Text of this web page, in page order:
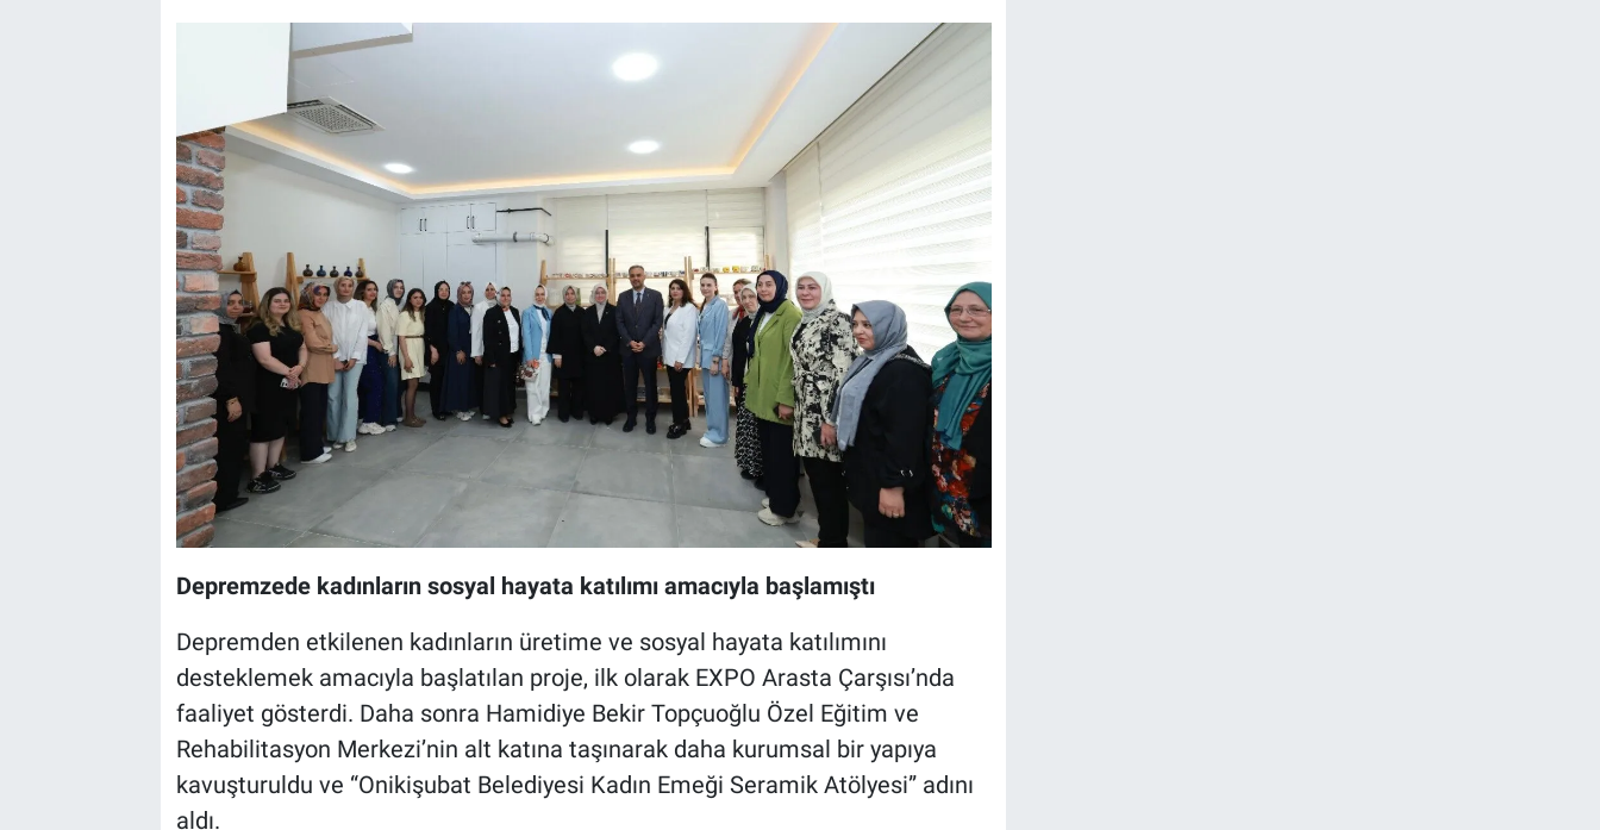
Depremzede kadınların sosyal hayata katılımı amacıyla başlamıştı
Depremden etkilenen kadınların üretime ve sosyal hayata katılımını
desteklemek amacıyla başlatılan proje, ilk olarak EXPO Arasta Çarşısı’nda
faaliyet gösterdi. Daha sonra Hamidiye Bekir Topçuoğlu Özel Eğitim ve
Rehabilitasyon Merkezi’nin alt katına taşınarak daha kurumsal bir yapıya
kavuşturuldu ve “Onikişubat Belediyesi Kadın Emeği Seramik Atölyesi” adını
aldı.